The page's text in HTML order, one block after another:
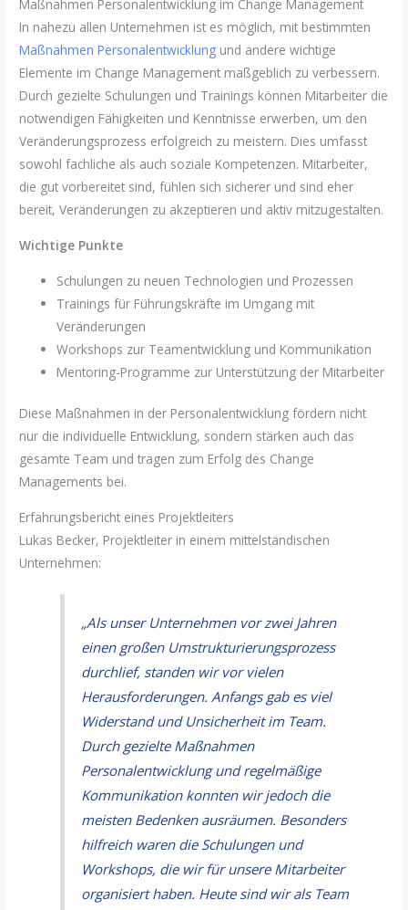
Maßnahmen Personalentwicklung im Change Management
In nahezu allen Unternehmen ist es möglich, mit bestimmten
Maßnahmen Personalentwicklung und andere wichtige
Elemente im Change Management maßgeblich zu verbessern.
Durch gezielte Schulungen und Trainings können Mitarbeiter die
notwendigen Fähigkeiten und Kenntnisse erwerben, um den
Veränderungsprozess erfolgreich zu meistern. Dies umfasst
sowohl fachliche als auch soziale Kompetenzen. Mitarbeiter,
die gut vorbereitet sind, fühlen sich sicherer und sind eher
bereit, Veränderungen zu akzeptieren und aktiv mitzugestalten.
Wichtige Punkte
Schulungen zu neuen Technologien und Prozessen
Trainings für Führungskräfte im Umgang mit
Veränderungen
Workshops zur Teamentwicklung und Kommunikation
Mentoring-Programme zur Unterstützung der Mitarbeiter
Diese Maßnahmen in der Personalentwicklung fördern nicht
nur die individuelle Entwicklung, sondern stärken auch das
gesamte Team und tragen zum Erfolg des Change
Managements bei.
Erfahrungsbericht eines Projektleiters
Lukas Becker, Projektleiter in einem mittelständischen
Unternehmen:
„Als unser Unternehmen vor zwei Jahren
einen großen Umstrukturierungsprozess
durchlief, standen wir vor vielen
Herausforderungen. Anfangs gab es viel
Widerstand und Unsicherheit im Team.
Durch gezielte Maßnahmen
Personalentwicklung und regelmäßige
Kommunikation konnten wir jedoch die
meisten Bedenken ausräumen. Besonders
hilfreich waren die Schulungen und
Workshops, die wir für unsere Mitarbeiter
organisiert haben. Heute sind wir als Team